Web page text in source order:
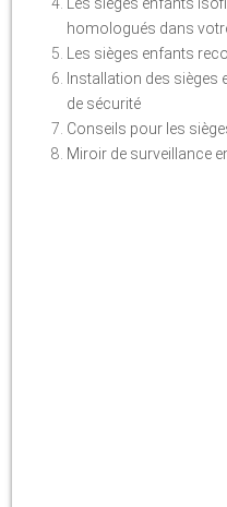
homologués dans
Les sièges enfants
Installation des sièges
de sécurité
Conseils pour les
Miroir de surveillance